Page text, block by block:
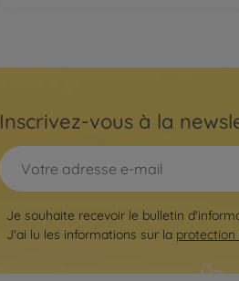
Inscrivez-vous à la
Je souhaite recevoir le bulletin
J'ai lu les informations sur la protection